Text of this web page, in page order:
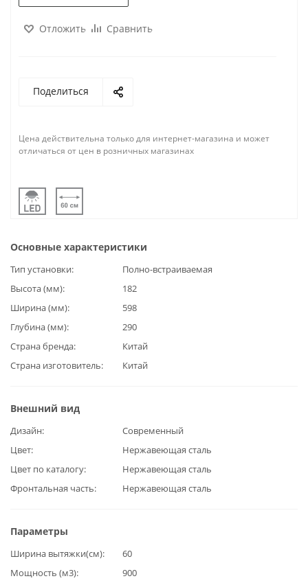
Отложить Сравнить
Поделиться
Цена действительна только для интернет-магазина и может
отличаться от цен в розничных магазинах
Основные характеристики
Тип установки
Полно-встраиваемая
Высота (мм)
182
Ширина (мм)
598
Глубина (мм)
290
Страна бренда
Китай
Страна изготовитель
Китай
Внешний вид
Дизайн
Современный
Цвет
Нержавеющая сталь
Цвет по каталогу
Нержавеющая сталь
Фронтальная часть
Нержавеющая сталь
Параметры
Ширина вытяжки(см)
60
Мощность (м3)
900